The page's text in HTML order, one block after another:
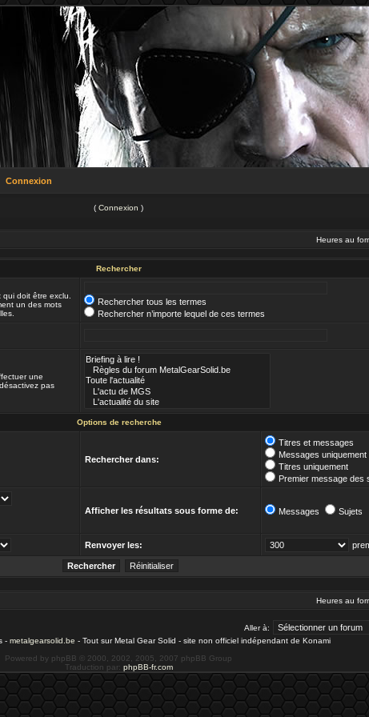
Connexion
( Connexion )
Heures au
Rechercher
doit être exclu.
un des mots
Rechercher tous les termes
Rechercher n’importe lequel de ces termes
une
pas
Options de recherche
Rechercher dans:
Titres et messages
Messages uniquement
Titres uniquement
Premier message des
Afficher les résultats sous forme de: Messages Sujets
Renvoyer les:
Heures au
Aller à:
- metalgearsolid.be - Tout sur Metal Gear Solid - site non officiel indépendant de Konami
Powered by phpBB © 2000, 2002, 2005, 2007 phpBB Group
Traduction par: phpBB-fr.com